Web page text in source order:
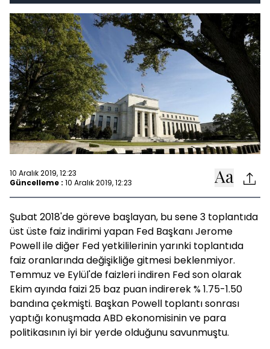
10 Aralık 2019, 12:23
Güncelleme : 10 Aralık 2019, 12:23
Şubat 2018'de göreve başlayan, bu sene 3 toplantıda
üst üste faiz indirimi yapan Fed Başkanı Jerome
Powell ile diğer Fed yetkililerinin yarınki toplantıda
faiz oranlarında değişikliğe gitmesi beklenmiyor.
Temmuz ve Eylül'de faizleri indiren Fed son olarak
Ekim ayında faizi 25 baz puan indirerek % 1.75-1.50
bandına çekmişti. Başkan Powell toplantı sonrası
yaptığı konuşmada ABD ekonomisinin ve para
politikasının iyi bir yerde olduğunu savunmuştu.